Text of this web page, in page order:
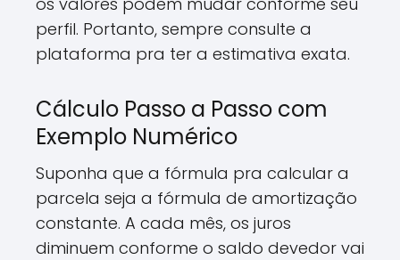
perfil. Portanto, sempre consulte a
plataforma pra ter a estimativa exata.
Cálculo Passo a Passo com
Exemplo Numérico
Suponha que a fórmula pra calcular a
parcela seja a fórmula de amortização
constante. A cada mês, os juros
diminuem conforme o saldo devedor vai